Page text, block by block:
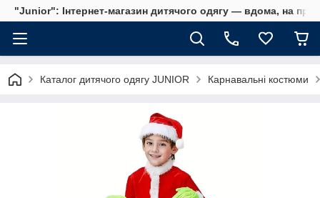
"Junior": Інтернет-магазин дитячого одягу — вдома, на
Каталог дитячого одягу JUNIOR Карнавальні костюми